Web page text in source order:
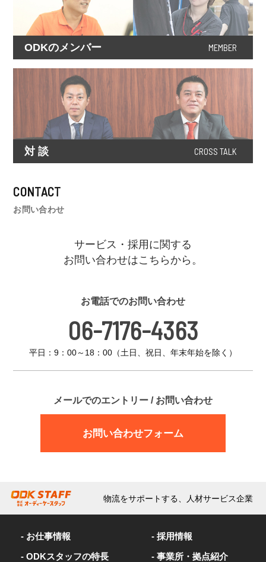
ODKのメンバー MEMBER
対 談 CROSS TALK
CONTACT
お問い合わせ
サービス・採用に関する
お問い合わせはこちらから。
お電話でのお問い合わせ
06-7176-4363
平日：9：00～18：00（土日、祝日、年末年始を除く）
メールでのエントリー / お問い合わせ
お問い合わせフォーム
物流をサポートする、人材サービス企業
- お仕事情報
- ODKスタッフの特長
- 採用情報
- 事業所・拠点紹介